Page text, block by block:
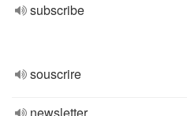
subscribe
souscrire